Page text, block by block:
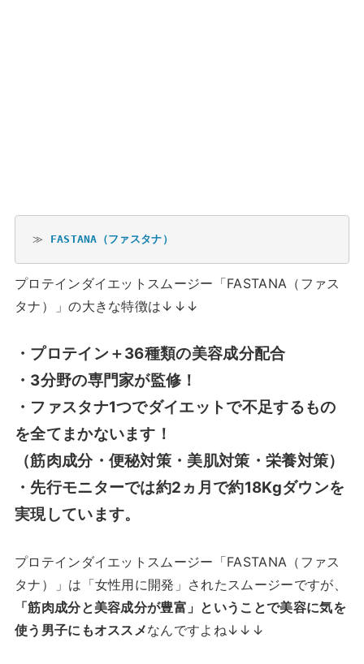
≫ FASTANA（ファスタナ）
プロテインダイエットスムージー「FASTANA（ファス
タナ）
」の大きな特徴は↓↓↓
・プロテイン＋36種類の美容成分配合
・3分野の専門家が監修！
・ファスタナ1つでダイエットで不足するもの
を全てまかないます！
（筋肉成分・便秘対策・美肌対策・栄養対策）
・先行モニターでは約2ヵ月で約18Kgダウンを
実現しています。
プロテインダイエットスムージー「FASTANA（ファス
タナ）
」は「女性用に開発」されたスムージーですが、
「筋肉成分と美容成分が豊富」ということで美容に気を
使う男子にもオススメなんですよね↓↓↓